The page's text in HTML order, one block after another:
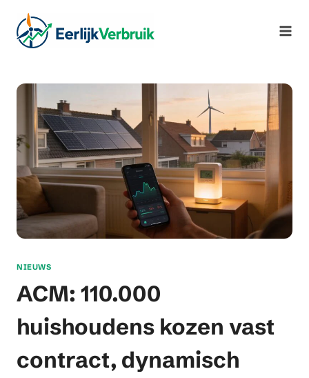
naar
NIEUWS
ACM: 110.000
huishoudens kozen vast
contract, dynamisch